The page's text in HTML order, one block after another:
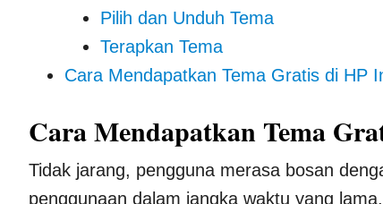
Pilih dan Unduh Tema
Terapkan Tema
Cara Mendapatkan Tema Gratis di HP
Cara Mendapatkan Tema
Tidak jarang, pengguna merasa bosan
penggunaan dalam jangka waktu yang